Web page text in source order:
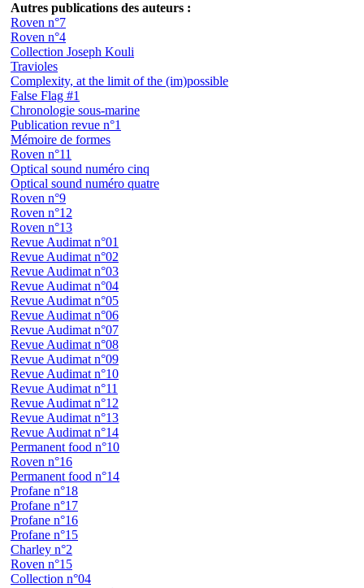
Autres publications des auteurs :
Roven n°7
Roven n°4
Collection Joseph Kouli
Travioles
Complexity, at the limit of the (im)possible
False Flag #1
Chronologie sous-marine
Publication revue n°1
Mémoire de formes
Roven n°11
Optical sound numéro cinq
Optical sound numéro quatre
Roven n°9
Roven n°12
Roven n°13
Revue Audimat n°01
Revue Audimat n°02
Revue Audimat n°03
Revue Audimat n°04
Revue Audimat n°05
Revue Audimat n°06
Revue Audimat n°07
Revue Audimat n°08
Revue Audimat n°09
Revue Audimat n°10
Revue Audimat n°11
Revue Audimat n°12
Revue Audimat n°13
Revue Audimat n°14
Permanent food n°10
Roven n°16
Permanent food n°14
Profane n°18
Profane n°17
Profane n°16
Profane n°15
Charley n°2
Roven n°15
Collection n°04